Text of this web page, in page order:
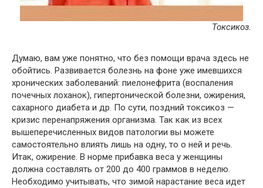
Токсикоз.
Думаю, вам уже понятно, что без помощи врача здесь не
обойтись. Развивается болезнь на фоне уже имевшихся
хронических заболеваний: пиелонефрита (воспаления
почечных лоханок), гипертонической болезни, ожирения,
сахарного диабета и др. По сути, поздний токсикоз —
кризис перенапряжения организма. Так как из всех
вышеперечисленных видов патологии вы можете
самостоятельно влиять лишь на одну, то о ней и речь.
Итак, ожирение. В норме прибавка веса у женщины
должна составлять от 200 до 400 граммов в неделю.
Необходимо учитывать, что зимой нарастание веса идет